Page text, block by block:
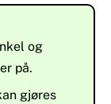
og
på.
gjøres